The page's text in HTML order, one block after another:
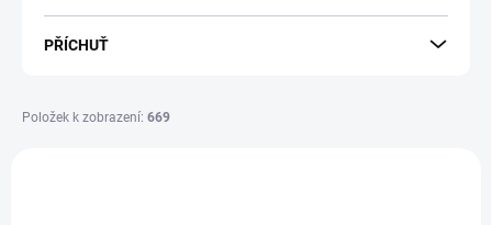
PŘÍCHUŤ
Položek k zobrazení: 669